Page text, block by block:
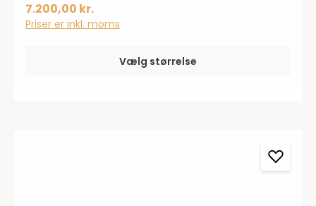
7.200,00 kr.
Priser er inkl. moms
Vælg størrelse